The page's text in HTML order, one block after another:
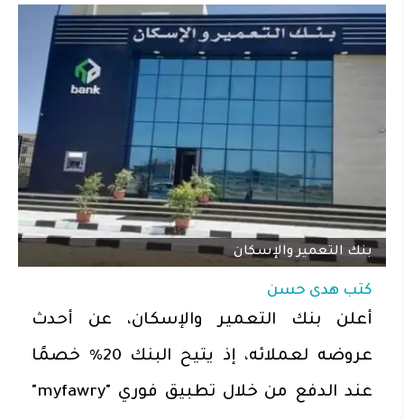
بنك التعمير والإسكان
كتب هدى حسن
أعلن بنك التعمير والإسكان، عن أحدث
عروضه لعملائه، إذ يتيح البنك 20% خصمًا
عند الدفع من خلال تطبيق فوري "myfawry"